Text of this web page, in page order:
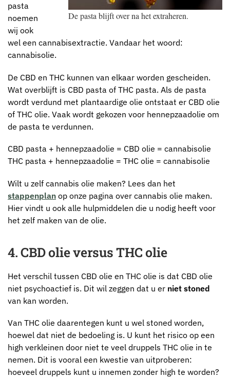
De pasta blijft over na het extraheren.
pasta
noemen
wij ook
wel een cannabisextractie. Vandaar het woord:
cannabisolie.
De CBD en THC kunnen van elkaar worden gescheiden.
Wat overblijft is CBD pasta of THC pasta. Als de pasta
wordt verdund met plantaardige olie ontstaat er CBD olie
of THC olie. Vaak wordt gekozen voor hennepzaadolie om
de pasta te verdunnen.
CBD pasta + hennepzaadolie = CBD olie = cannabisolie
THC pasta + hennepzaadolie = THC olie = cannabisolie
Wilt u zelf cannabis olie maken? Lees dan het
stappenplan op onze pagina over cannabis olie maken.
Hier vindt u ook alle hulpmiddelen die u nodig heeft voor
het zelf maken van de olie.
4. CBD olie versus THC olie
Het verschil tussen CBD olie en THC olie is dat CBD olie
niet psychoactief is. Dit wil zeggen dat u er niet stoned
van kan worden.
Van THC olie daarentegen kunt u wel stoned worden,
hoewel dat niet de bedoeling is. U kunt het risico op een
high verkleinen door niet te veel druppels THC olie in te
nemen. Dit is vooral een kwestie van uitproberen:
hoeveel druppels kunt u innemen zonder high te worden?